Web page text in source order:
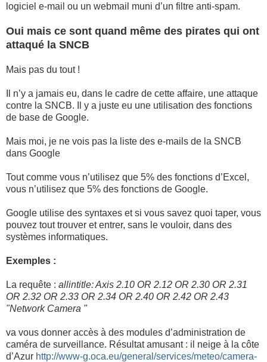
logiciel e-mail ou un webmail muni d’un filtre anti-spam.
Oui mais ce sont quand même des pirates qui ont
attaqué la SNCB
Mais pas du tout !
Il n’y a jamais eu, dans le cadre de cette affaire, une attaque
contre la SNCB. Il y a juste eu une utilisation des fonctions
de base de Google.
Mais moi, je ne vois pas la liste des e-mails de la SNCB
dans Google
Tout comme vous n’utilisez que 5% des fonctions d’Excel,
vous n’utilisez que 5% des fonctions de Google.
Google utilise des syntaxes et si vous savez quoi taper, vous
pouvez tout trouver et entrer, sans le vouloir, dans des
systèmes informatiques.
Exemples :
La requête : allintitle: Axis 2.10 OR 2.12 OR 2.30 OR 2.31
OR 2.32 OR 2.33 OR 2.34 OR 2.40 OR 2.42 OR 2.43
"Network Camera "
va vous donner accès à des modules d’administration de
caméra de surveillance. Résultat amusant : il neige à la côte
d’Azur http://www-g.oca.eu/general/services/meteo/camera-